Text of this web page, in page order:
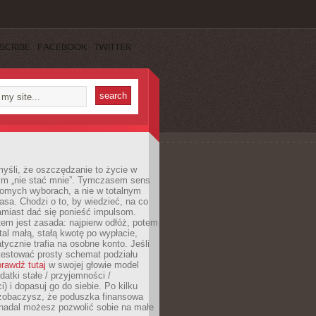
FACEBOOK TWITTER
że oszczędzanie to życie w
„nie stać mnie”. Tymczasem sens
wyborach, a nie w totalnym
Chodzi o to, by wiedzieć, na co
dać się ponieść impulsom.
jest zasada: najpierw odłóż, potem
małą, stałą kwotę po wypłacie,
trafia na osobne konto. Jeśli
prosty schemat podziału
tutaj w swojej głowie model
stałe / przyjemności /
i dopasuj go do siebie. Po kilku
że poduszka finansowa
możesz pozwolić sobie na małe